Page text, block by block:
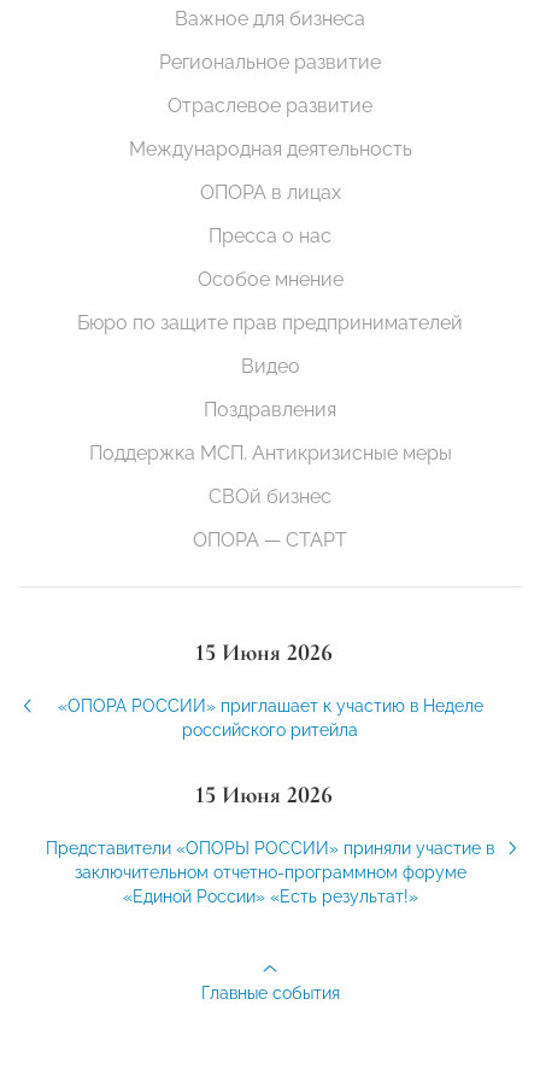
Важное для бизнеса
Региональное развитие
Отраслевое развитие
Международная деятельность
ОПОРА в лицах
Пресса о нас
Особое мнение
Бюро по защите прав предпринимателей
Видео
Поздравления
Поддержка МСП. Антикризисные меры
СВОй бизнес
ОПОРА — СТАРТ
15 Июня 2026
«ОПОРА РОССИИ» приглашает к участию в Неделе
российского ритейла
15 Июня 2026
Представители «ОПОРЫ РОССИИ» приняли участие в
заключительном отчетно-программном форуме
«Единой России» «Есть результат!»
Главные события